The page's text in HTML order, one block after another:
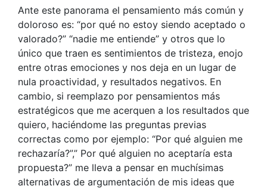
Ante este panorama el pensamiento más común y
doloroso es: “por qué no estoy siendo aceptado o
valorado?” “nadie me entiende” y otros que lo
único que traen es sentimientos de tristeza, enojo
entre otras emociones y nos deja en un lugar de
nula proactividad, y resultados negativos. En
cambio, si reemplazo por pensamientos más
estratégicos que me acerquen a los resultados que
quiero, haciéndome las preguntas previas
correctas como por ejemplo: “Por qué alguien me
rechazaría?”,” Por qué alguien no aceptaría esta
propuesta?” me lleva a pensar en muchísimas
alternativas de argumentación de mis ideas que